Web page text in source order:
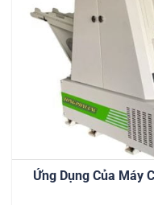
Ứng Dụng Của Máy